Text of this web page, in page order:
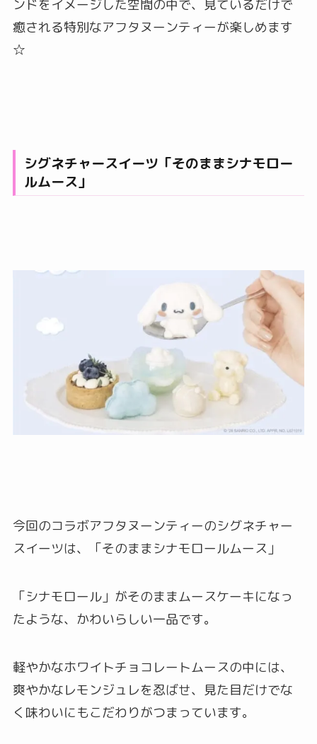
ンドをイメージした空間の中で、見ているだけで
癒される特別なアフタヌーンティーが楽しめます
☆
シグネチャースイーツ「そのままシナモロー
ルムース」
今回のコラボアフタヌーンティーのシグネチャー
スイーツは、「そのままシナモロールムース」
「シナモロール」がそのままムースケーキになっ
たような、かわいらしい一品です。
軽やかなホワイトチョコレートムースの中には、
爽やかなレモンジュレを忍ばせ、見た目だけでな
く味わいにもこだわりがつまっています。